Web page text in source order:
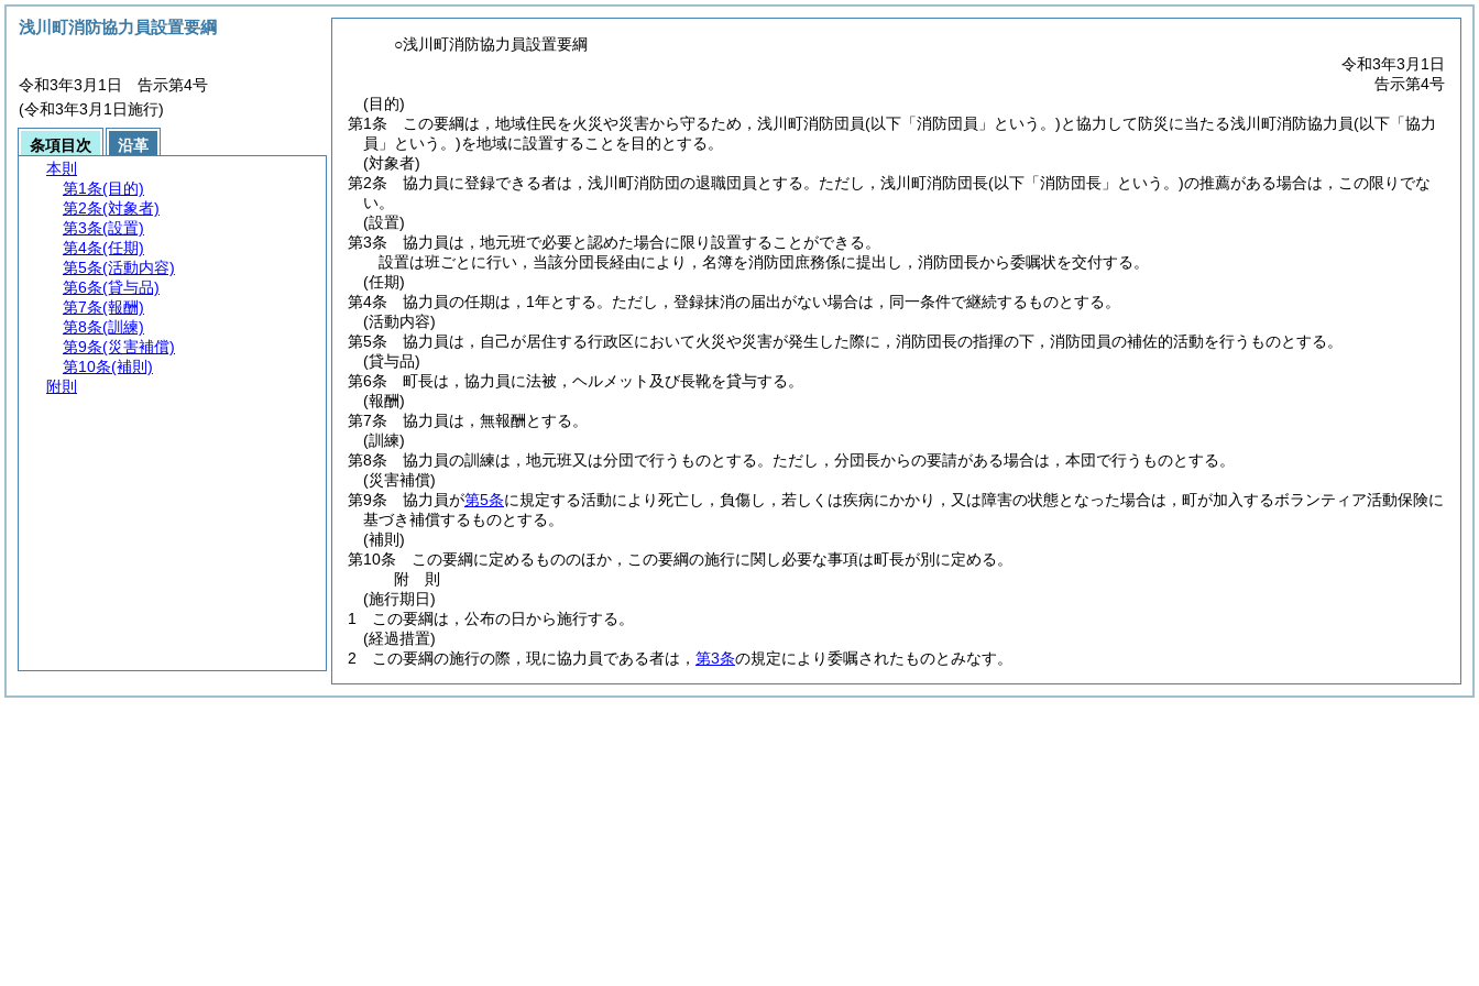
○浅川町消防協力員設置要綱
令和3年3月1日
告示第4号
(目的)
第1条
この要綱は，地域住民を火災や災害から守るため，浅川町消防団員(以下「消防団員」という。)と協力して防災に当たる浅川町消防協力員(以下「協力
員」という。)を地域に設置することを目的とする。
(対象者)
第2条
協力員に登録できる者は，浅川町消防団の退職団員とする。 ただし，浅川町消防団長(以下「消防団長」という。)の推薦がある場合は，この限りでな
い。
(設置)
第3条
協力員は，地元班で必要と認めた場合に限り設置することができる。
設置は班ごとに行い，当該分団長経由により，名簿を消防団庶務係に提出し，消防団長から委嘱状を交付する。
(任期)
第4条
協力員の任期は，1年とする。 ただし，登録抹消の届出がない場合は，同一条件で継続するものとする。
(活動内容)
第5条
協力員は，自己が居住する行政区において火災や災害が発生した際に，消防団長の指揮の下，消防団員の補佐的活動を行うものとする。
(貸与品)
第6条
町長は，協力員に法被，ヘルメット及び長靴を貸与する。
(報酬)
第7条
協力員は，無報酬とする。
(訓練)
第8条
協力員の訓練は，地元班又は分団で行うものとする。 ただし，分団長からの要請がある場合は，本団で行うものとする。
(災害補償)
第9条
協力員が第5条に規定する活動により死亡し，負傷し，若しくは疾病にかかり，又は障害の状態となった場合は，町が加入するボランティア活動保険に
基づき補償するものとする。
(補則)
第10条
この要綱に定めるもののほか，この要綱の施行に関し必要な事項は町長が別に定める。
附 則
(施行期日)
1
この要綱は，公布の日から施行する。
(経過措置)
2
この要綱の施行の際，現に協力員である者は， 第3条の規定により委嘱されたものとみなす。
浅川町消防協力員設置要綱
令和3年3月1日 告示第4号
(令和3年3月1日施行)
条項目次
沿革
本則
第1条(目的)
第2条(対象者)
第3条(設置)
第4条(任期)
第5条(活動内容)
第6条(貸与品)
第7条(報酬)
第8条(訓練)
第9条(災害補償)
第10条(補則)
附則